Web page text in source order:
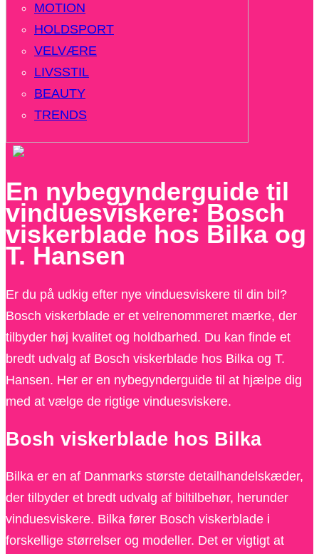
MOTION
HOLDSPORT
VELVÆRE
LIVSSTIL
BEAUTY
TRENDS
En nybegynderguide til
vinduesviskere: Bosch
viskerblade hos Bilka og
T. Hansen
Er du på udkig efter nye vinduesviskere til din bil?
Bosch viskerblade er et velrenommeret mærke, der
tilbyder høj kvalitet og holdbarhed. Du kan finde et
bredt udvalg af Bosch viskerblade hos Bilka og T.
Hansen. Her er en nybegynderguide til at hjælpe dig
med at vælge de rigtige vinduesviskere.
Bosh viskerblade hos Bilka
Bilka er en af ​​Danmarks største detailhandelskæder,
der tilbyder et bredt udvalg af biltilbehør, herunder
vinduesviskere. Bilka fører Bosch viskerblade i
forskellige størrelser og modeller. Det er vigtigt at